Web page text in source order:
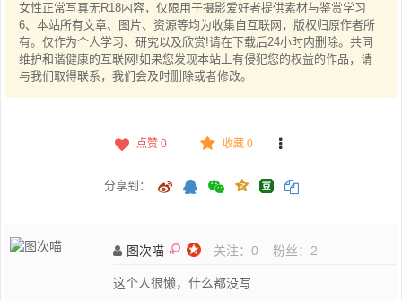
女性正常写真无R18内容，仅限用于摄影爱好者提供素材与鉴赏学习
6、本站所有文章、图片、资源等均为收集自互联网，版权归原作者所
有。仅作为个人学习、研究以及欣赏!请在下载后24小时内删除。共同
维护和谐健康的互联网!如果您发现本站上有侵犯您的权益的作品，请
与我们取得联系，我们会及时删除或者修改。
点赞 0 收藏 0
分享到：
图次喵 关注： 0 粉丝： 2
这个人很懒，什么都没写